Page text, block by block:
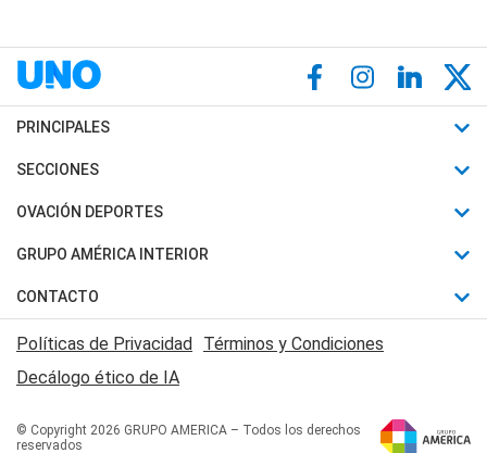
PRINCIPALES
Últimas Noticias
Política
Judiciales
Economia
SECCIONES
Horóscopo
Motores
Trucos caseros
Series y Películas
Edictos y Solicitadas
OVACIÓN DEPORTES
Fútbol
Mundial
Automovilismo
Rugby
Básquet
GRUPO AMÉRICA INTERIOR
Canal 7 en Vivo
San Juan 8
CONTACTO
Acerca de Nosotros
Contactanos
Políticas de Privacidad Términos y Condiciones
Decálogo ético de IA
© Copyright 2026 GRUPO AMERICA – Todos los derechos
reservados